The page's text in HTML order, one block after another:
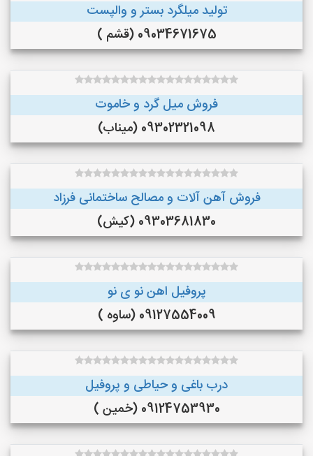
تولید میلگرد بستر و والپست
09034671675 (قشم )
فروش میل گرد و خاموت
09302321098 (میناب)
فروش آهن آلات و مصالح ساختمانی فرزاد
09303681830 (کیش)
پروفیل اهن نو ی نو
09127554009 (ساوه )
درب باغی و حیاطی و پروفیل
09124753930 (خمین )